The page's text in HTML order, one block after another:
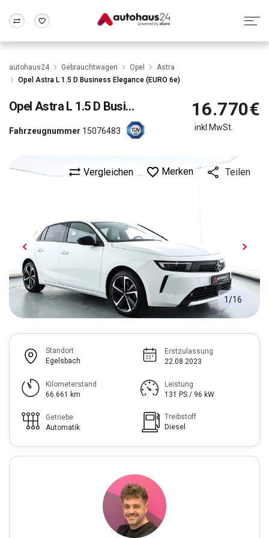
Zum Antrag
Wir bewerten dein Auto
Alle Fragen & Antworten
Rund um die Inzahlungnahme
Frankfurt Wuppertal
autohaus24 Gebrauchtwagen Opel
Astra
Opel Astra L 1.5 D Business Elegance (EURO 6e)
Opel Astra L 1.5 D Business Elegance (EURO 6e)
Fahrzeugnummer 15076483
Vergleichen Merken Teilen
16.770€
inkl.MwSt.
1/16
Standort
Egelsbach
Erstzulassung
22.08.2023
Kilometerstand
66.661 km
Leistung
131 PS / 96 kW
Getriebe
Automatik
Treibstoff
Diesel